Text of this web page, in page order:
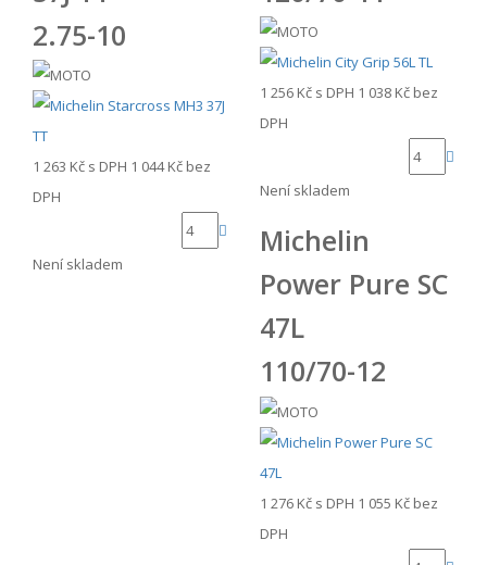
2.75-10
1 263 Kč s DPH 1 044 Kč bez
DPH
Není skladem
1 256 Kč s DPH 1 038 Kč bez
DPH
Není skladem
Michelin
Power Pure SC
47L
110/70-12
1 276 Kč s DPH 1 055 Kč bez
DPH